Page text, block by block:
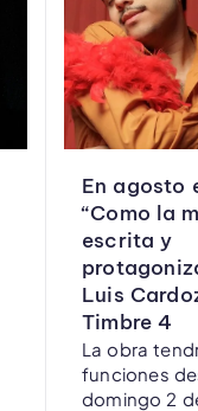
En agosto
“Como la
escrita y
Luis
Timbre 4
La obra
funciones
domingo 2